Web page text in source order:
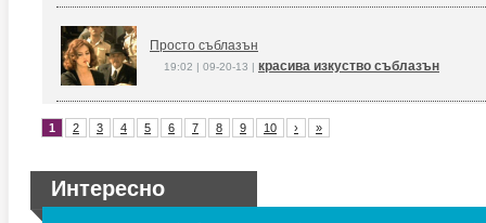
Просто съблазън
19:02 | 09-20-13 | красива изкуство съблазън
1 2 3 4 5 6 7 8 9 10 › »
Интересно